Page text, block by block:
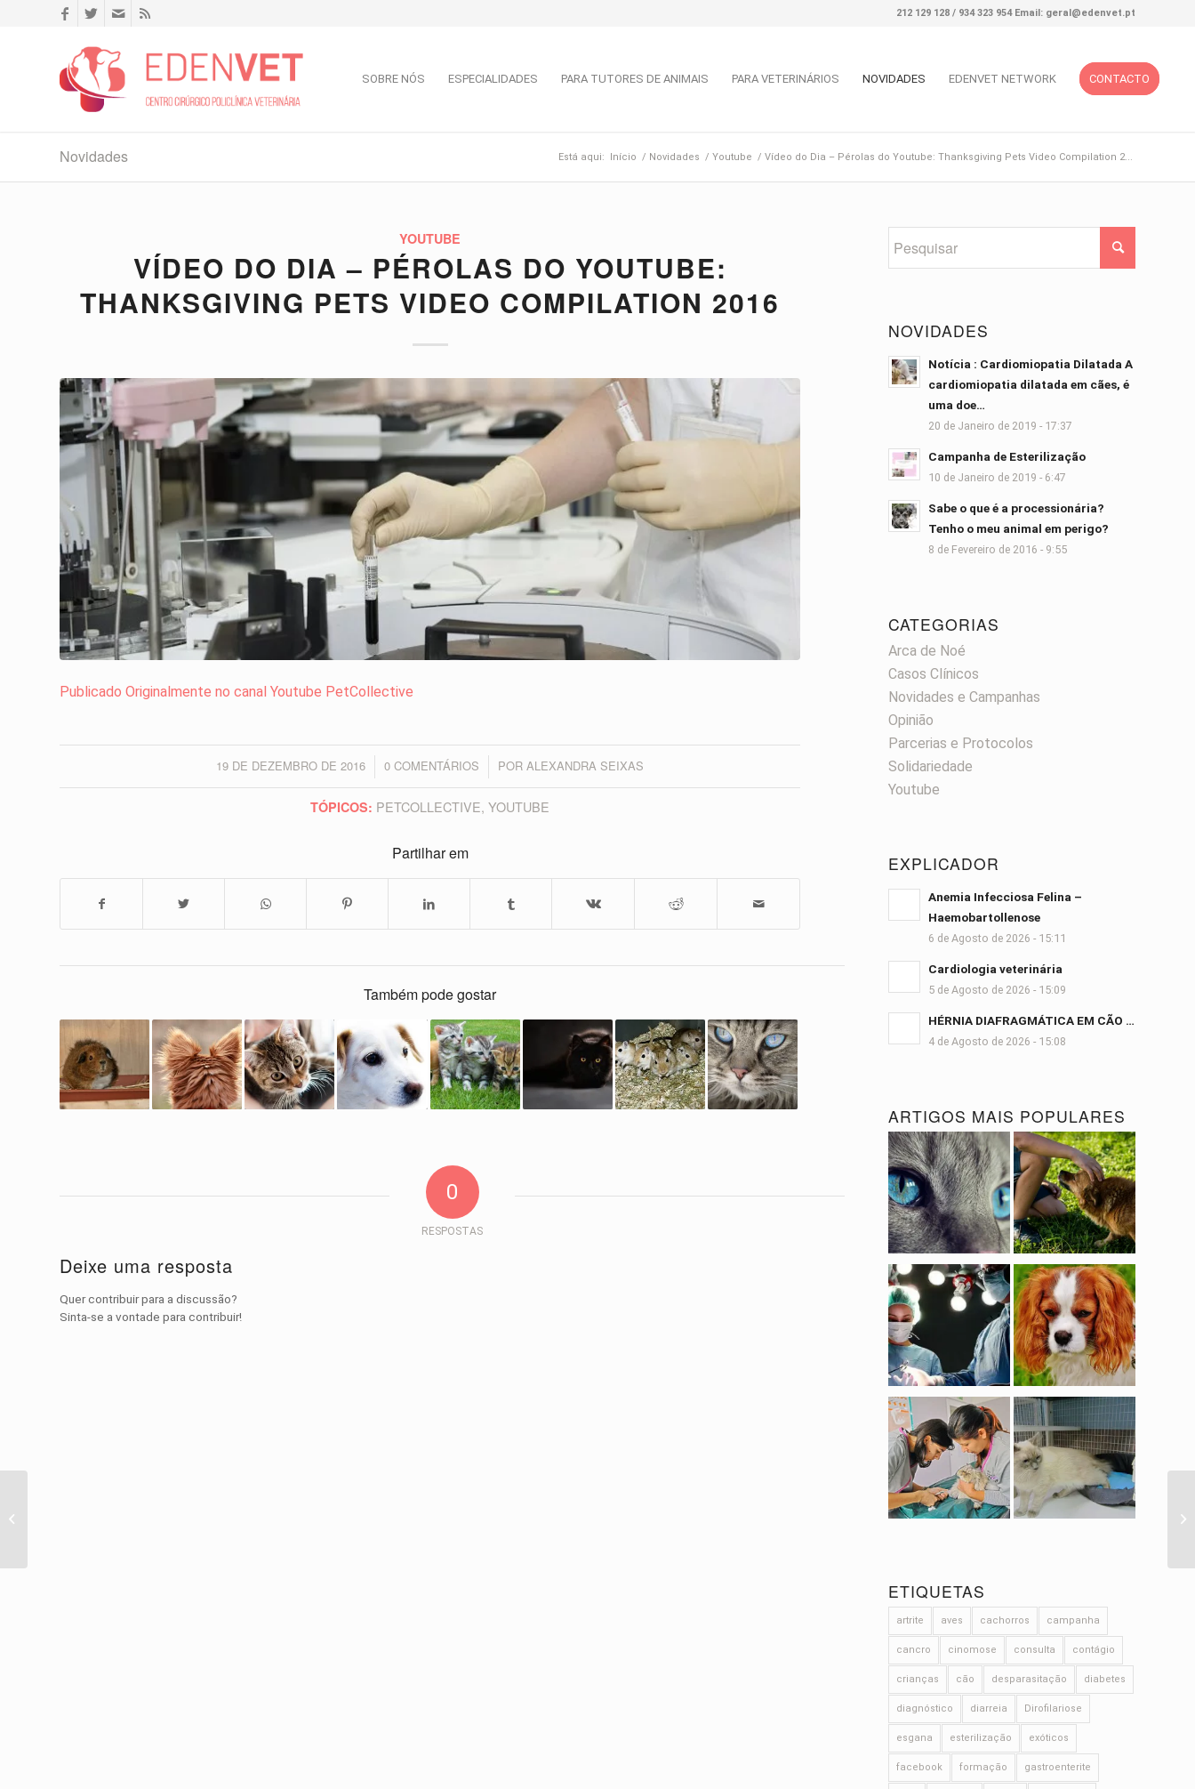
212 129 128 / 934 323 954 Email: geral@edenvet.pt
SOBRE NÓS ESPECIALIDADES PARA TUTORES DE ANIMAIS PARA VETERINÁRIOS NOVIDADES EDENVET NETWORK CONTACTO
Novidades Está aqui: Início / Novidades / Youtube / Vídeo do Dia – Pérolas do Youtube: Thanksgiving Pets Video Compilation 2...
YOUTUBE
VÍDEO DO DIA – PÉROLAS DO YOUTUBE:
THANKSGIVING PETS VIDEO COMPILATION 2016
Publicado Originalmente no canal Youtube PetCollective
19 DE DEZEMBRO DE 2016
/ 0 COMENTÁRIOS
/ PORALEXANDRA SEIXAS
TÓPICOS: PETCOLLECTIVE,YOUTUBE
Partilhar em
Também pode gostar
0
RESPOSTAS
Deixe uma resposta
Quer contribuir para a discussão?
Sinta-se a vontade para contribuir!
NOVIDADES
Notícia : Cardiomiopatia Dilatada A
cardiomiopatia dilatada em cães, é
uma doe…
20 de Janeiro de 2019 - 17:37
Campanha de Esterilização
10 de Janeiro de 2019 - 6:47
Sabe o que é a processionária?
Tenho o meu animal em perigo?
8 de Fevereiro de 2016 - 9:55
CATEGORIAS
Arca de Noé
Casos Clínicos
Novidades e Campanhas
Opinião
Parcerias e Protocolos
Solidariedade
Youtube
EXPLICADOR
Anemia Infecciosa Felina –
Haemobartollenose
6 de Agosto de 2026 - 15:11
Cardiologia veterinária
5 de Agosto de 2026 - 15:09
HÉRNIA DIAFRAGMÁTICA EM CÃO …
4 de Agosto de 2026 - 15:08
ARTIGOS MAIS POPULARES
ETIQUETAS
artrite aves cachorros campanha
cancro cinomose consulta contágio
crianças cão desparasitação diabetes
diagnóstico diarreia Dirofilariose
esgana esterilização exóticos
facebook formação gastroenterite